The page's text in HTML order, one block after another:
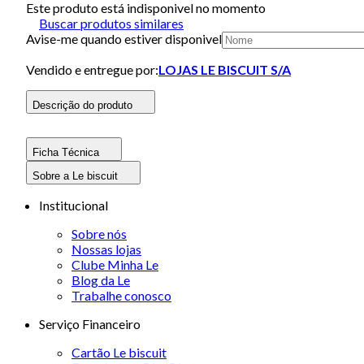
Este produto está indisponivel no momento
Buscar produtos similares
Avise-me quando estiver disponivel
Vendido e entregue por:LOJAS LE BISCUIT S/A
Descrição do produto
Ficha Técnica
Sobre a Le biscuit
Institucional
Sobre nós
Nossas lojas
Clube Minha Le
Blog da Le
Trabalhe conosco
Serviço Financeiro
Cartão Le biscuit